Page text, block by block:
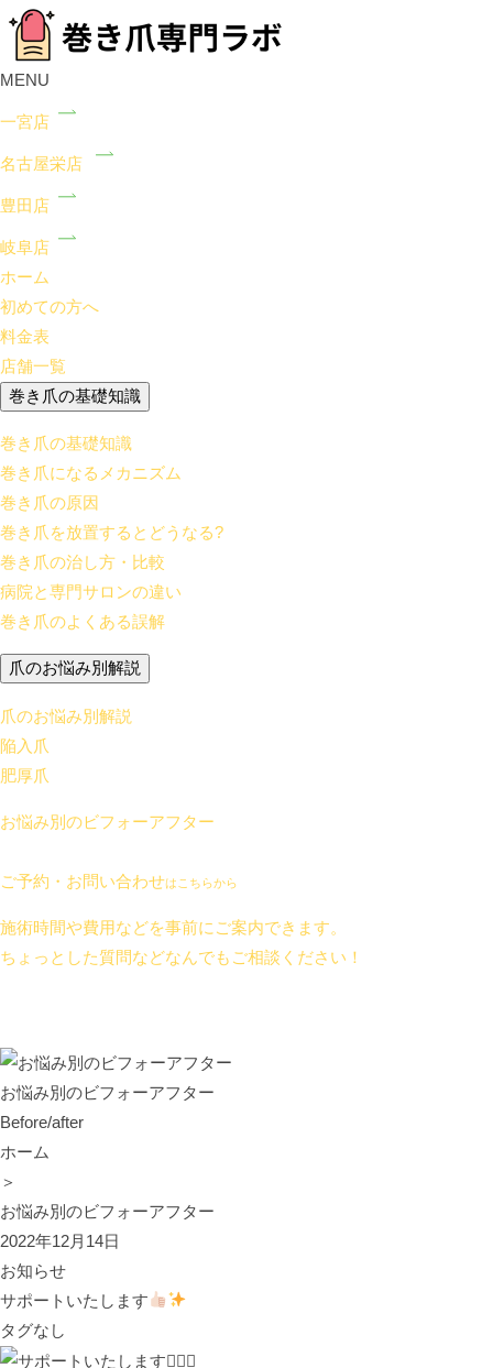
MENU
一宮店
名古屋栄店
豊田店
岐阜店
ホーム
初めての方へ
料金表
店舗一覧
巻き爪の基礎知識
巻き爪の基礎知識
巻き爪になるメカニズム
巻き爪の原因
巻き爪を放置するとどうなる?
巻き爪の治し方・比較
病院と専門サロンの違い
巻き爪のよくある誤解
爪のお悩み別解説
爪のお悩み別解説
陥入爪
肥厚爪
お悩み別のビフォーアフター
ご予約・お問い合わせはこちらから
施術時間や費用などを事前にご案内できます。
ちょっとした質問などなんでもご相談ください！
お悩み別のビフォーアフター
Before/after
ホーム
＞
お悩み別のビフォーアフター
2022年12月14日
お知らせ
サポートいたします
タグなし